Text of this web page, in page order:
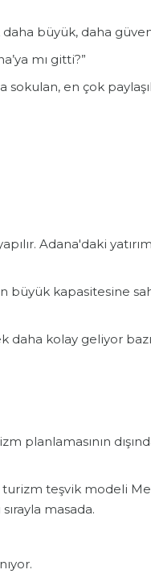
büyük, daha
mı gitti?”
en çok
Adana'daki
büyük kapasitesine
kolay geliyor
planlamasının
teşvik modeli
masada.